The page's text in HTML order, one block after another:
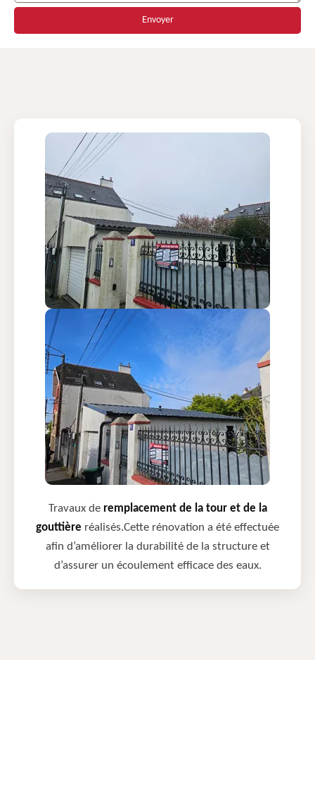
Travaux de remplacement de la tour et de la
gouttière réalisés.Cette rénovation a été effectuée
afin d’améliorer la durabilité de la structure et
d’assurer un écoulement efficace des eaux.